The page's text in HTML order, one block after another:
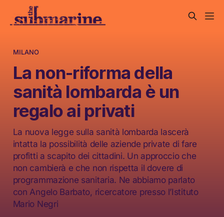
MILANO
La non-riforma della
sanità lombarda è un
regalo ai privati
La nuova legge sulla sanità lombarda lascerà
intatta la possibilità delle aziende private di fare
profitti a scapito dei cittadini. Un approccio che
non cambierà e che non rispetta il dovere di
programmazione sanitaria. Ne abbiamo parlato
con Angelo Barbato, ricercatore presso l’Istituto
Mario Negri